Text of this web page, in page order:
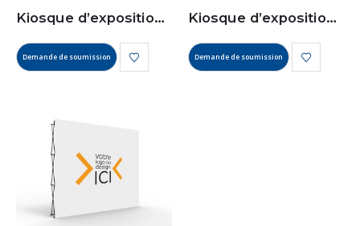
Kiosque d’exposition courbé en tissu
Demande de soumission
Kiosque d’exposition droit en tissu
Demande de soumission